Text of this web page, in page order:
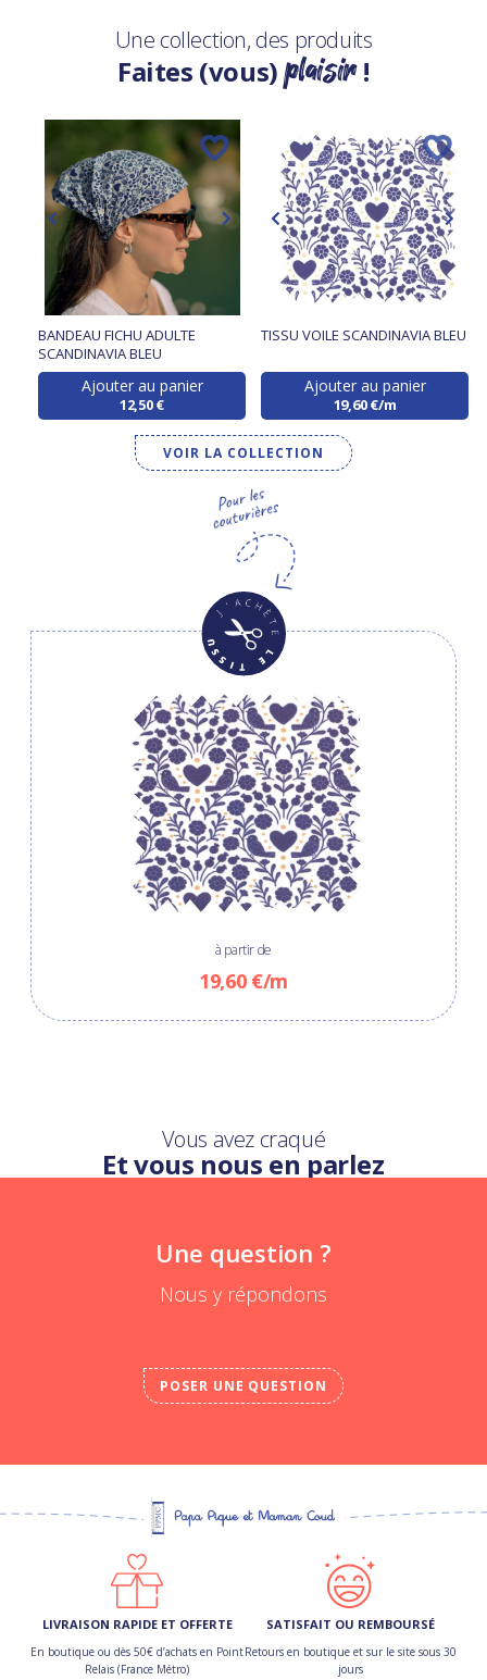
Une collection, des produits
Faites (vous)plaisir!
BANDEAU FICHU ADULTE
SCANDINAVIA BLEU
Ajouter au panier
12,50 €
TISSU VOILE SCANDINAVIA BLEU
Ajouter au panier
19,60 €/m
VOIR LA COLLECTION
à partir de
19,60 €/m
Vous avez craqué
Et vous nous en parlez
Une question ?
Nous y répondons
POSER UNE QUESTION
LIVRAISON RAPIDE ET OFFERTE
En boutique ou dès 50€ d’achats en Point
Relais (France Métro)
SATISFAIT OU REMBOURSÉ
Retours en boutique et sur le site sous 30
jours